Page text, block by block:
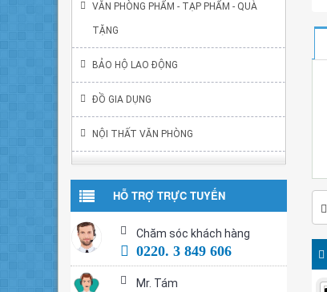
VĂN PHÒNG PHẨM - TẠP PHẨM - QUÀ
TẶNG
BẢO HỘ LAO ĐỘNG
ĐỒ GIA DỤNG
NỘI THẤT VĂN PHÒNG
HỖ TRỢ TRỰC TUYẾN
Chăm sóc khách hàng
0220. 3 849 606
Mr. Tám